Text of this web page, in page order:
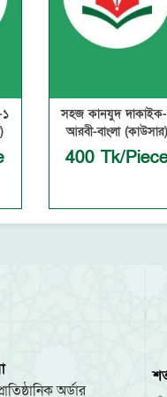
সহজ কানযুদ
আরবী-বাংলা (কাউসার)
400 Tk/
অর্ডার